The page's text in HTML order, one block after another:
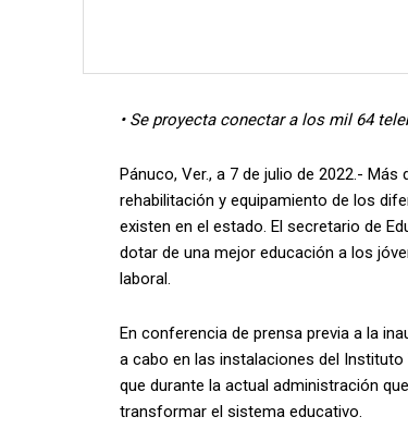
• Se proyecta conectar a los mil 64
Pánuco, Ver., a 7 de julio de 2022.-
rehabilitación y equipamiento de los
existen en el estado. El secretario de
dotar de una mejor educación a los
laboral.
En conferencia de prensa previa a la
a cabo en las instalaciones del
que durante la actual administración
transformar el sistema educativo.